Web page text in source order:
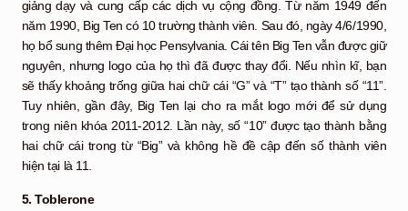
giảng dạy và cung cấp các dịch vụ cộng đồng. Từ năm 1949 đến
năm 1990, Big Ten có 10 trường thành viên. Sau đó, ngày 4/6/1990,
họ bổ sung thêm Đại học Pensylvania. Cái tên Big Ten vẫn được giữ
nguyên, nhưng logo của họ thì đã được thay đổi. Nếu nhìn kĩ, bạn
sẽ thấy khoảng trống giữa hai chữ cái “G” và “T” tạo thành số “11”.
Tuy nhiên, gần đây, Big Ten lại cho ra mắt logo mới để sử dụng
trong niên khóa 2011-2012. Lần này, số “10” được tạo thành bằng
hai chữ cái trong từ “Big” và không hề đề cập đến số thành viên
hiện tại là 11.
5. Toblerone